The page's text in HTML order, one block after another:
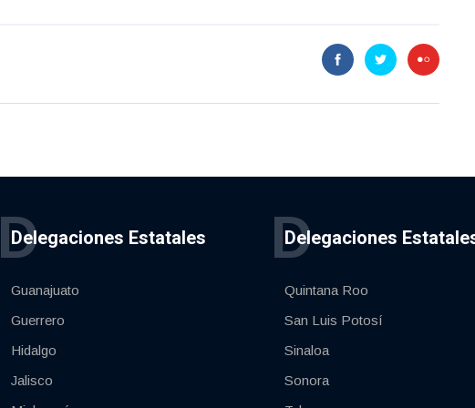
Delegaciones Estatales
D
Guanajuato
Guerrero
Hidalgo
Jalisco
Delegaciones
D
Quintana Roo
San Luis Potosí
Sinaloa
Sonora